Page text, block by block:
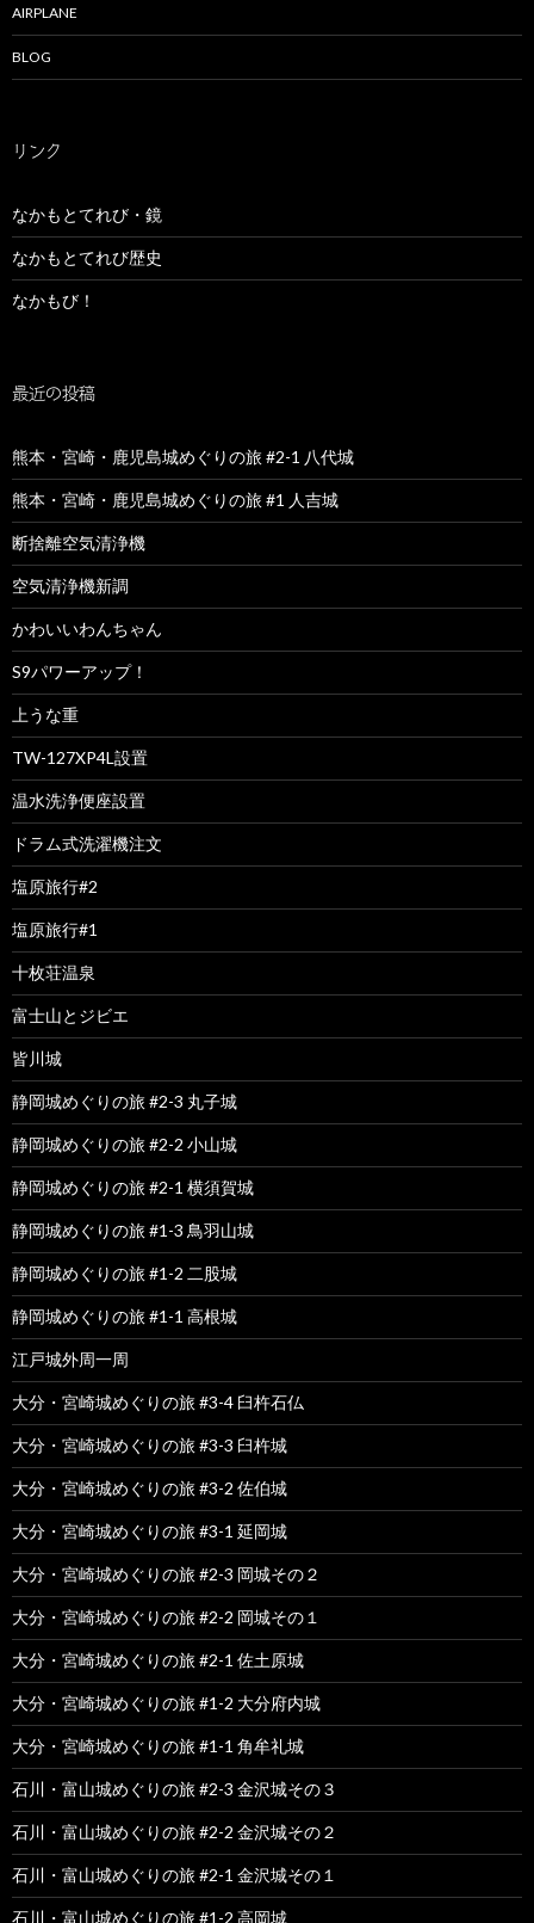
AIRPLANE
BLOG
リンク
なかもとてれび・鏡
なかもとてれび歴史
なかもび！
最近の投稿
熊本・宮崎・鹿児島城めぐりの旅 #2-1 八代城
熊本・宮崎・鹿児島城めぐりの旅 #1 人吉城
断捨離空気清浄機
空気清浄機新調
かわいいわんちゃん
S9パワーアップ！
上うな重
TW-127XP4L設置
温水洗浄便座設置
ドラム式洗濯機注文
塩原旅行#2
塩原旅行#1
十枚荘温泉
富士山とジビエ
皆川城
静岡城めぐりの旅 #2-3 丸子城
静岡城めぐりの旅 #2-2 小山城
静岡城めぐりの旅 #2-1 横須賀城
静岡城めぐりの旅 #1-3 鳥羽山城
静岡城めぐりの旅 #1-2 二股城
静岡城めぐりの旅 #1-1 高根城
江戸城外周一周
大分・宮崎城めぐりの旅 #3-4 臼杵石仏
大分・宮崎城めぐりの旅 #3-3 臼杵城
大分・宮崎城めぐりの旅 #3-2 佐伯城
大分・宮崎城めぐりの旅 #3-1 延岡城
大分・宮崎城めぐりの旅 #2-3 岡城その２
大分・宮崎城めぐりの旅 #2-2 岡城その１
大分・宮崎城めぐりの旅 #2-1 佐土原城
大分・宮崎城めぐりの旅 #1-2 大分府内城
大分・宮崎城めぐりの旅 #1-1 角牟礼城
石川・富山城めぐりの旅 #2-3 金沢城その３
石川・富山城めぐりの旅 #2-2 金沢城その２
石川・富山城めぐりの旅 #2-1 金沢城その１
石川・富山城めぐりの旅 #1-2 高岡城